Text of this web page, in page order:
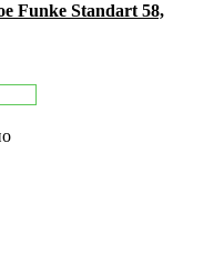
Funke Standart 58,